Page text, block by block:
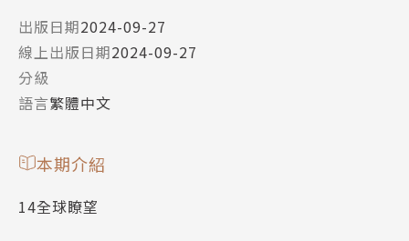
出版日期2024-09-27
線上出版日期2024-09-27
分級
語言繁體中文
本期介紹
14全球瞭望